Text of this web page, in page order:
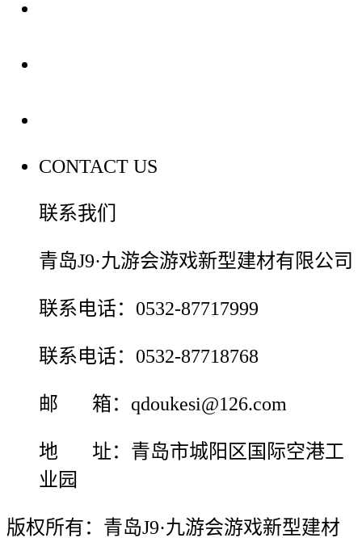
CONTACT US
联系我们
青岛J9·九游会游戏新型建材有限公司
联系电话：0532-87717999
联系电话：0532-87718768
邮 箱：qdoukesi@126.com
地 址：青岛市城阳区国际空港工
业园
版权所有：青岛J9·九游会游戏新型建材